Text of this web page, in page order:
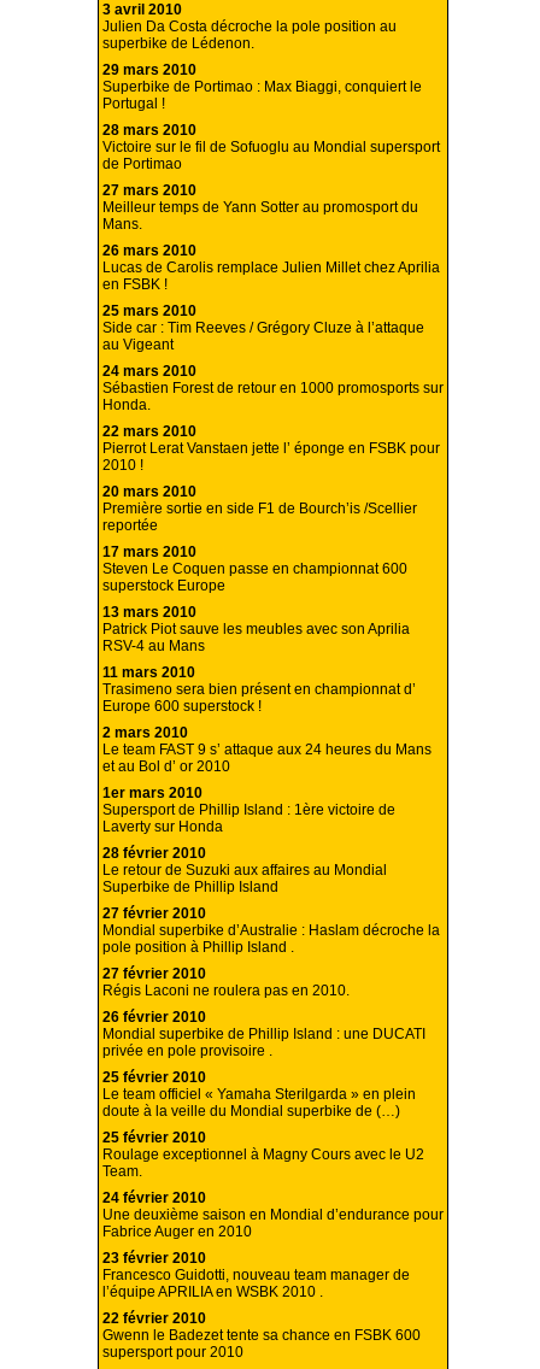
3 avril 2010
Julien Da Costa décroche la pole position au
superbike de Lédenon.
29 mars 2010
Superbike de Portimao : Max Biaggi, conquiert le
Portugal !
28 mars 2010
Victoire sur le fil de Sofuoglu au Mondial supersport
de Portimao
27 mars 2010
Meilleur temps de Yann Sotter au promosport du
Mans.
26 mars 2010
Lucas de Carolis remplace Julien Millet chez Aprilia
en FSBK !
25 mars 2010
Side car : Tim Reeves / Grégory Cluze à l’attaque
au Vigeant
24 mars 2010
Sébastien Forest de retour en 1000 promosports sur
Honda.
22 mars 2010
Pierrot Lerat Vanstaen jette l’ éponge en FSBK pour
2010 !
20 mars 2010
Première sortie en side F1 de Bourch’is /Scellier
reportée
17 mars 2010
Steven Le Coquen passe en championnat 600
superstock Europe
13 mars 2010
Patrick Piot sauve les meubles avec son Aprilia
RSV-4 au Mans
11 mars 2010
Trasimeno sera bien présent en championnat d’
Europe 600 superstock !
2 mars 2010
Le team FAST 9 s’ attaque aux 24 heures du Mans
et au Bol d’ or 2010
1er mars 2010
Supersport de Phillip Island : 1ère victoire de
Laverty sur Honda
28 février 2010
Le retour de Suzuki aux affaires au Mondial
Superbike de Phillip Island
27 février 2010
Mondial superbike d’Australie : Haslam décroche la
pole position à Phillip Island .
27 février 2010
Régis Laconi ne roulera pas en 2010.
26 février 2010
Mondial superbike de Phillip Island : une DUCATI
privée en pole provisoire .
25 février 2010
Le team officiel « Yamaha Sterilgarda » en plein
doute à la veille du Mondial superbike de (…)
25 février 2010
Roulage exceptionnel à Magny Cours avec le U2
Team.
24 février 2010
Une deuxième saison en Mondial d’endurance pour
Fabrice Auger en 2010
23 février 2010
Francesco Guidotti, nouveau team manager de
l’équipe APRILIA en WSBK 2010 .
22 février 2010
Gwenn le Badezet tente sa chance en FSBK 600
supersport pour 2010